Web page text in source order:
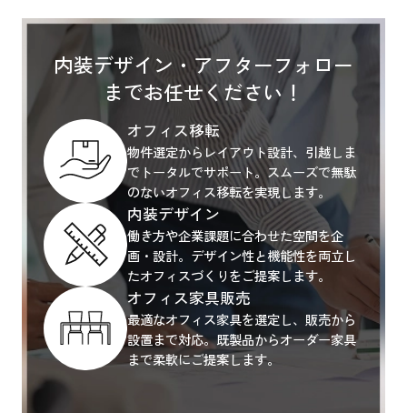
内装デザイン・アフターフォロー
までお任せください！
オフィス移転
物件選定からレイアウト設計、引越しま
でトータルでサポート。スムーズで無駄
のないオフィス移転を実現します。
内装デザイン
働き方や企業課題に合わせた空間を企
画・設計。デザイン性と機能性を両立し
たオフィスづくりをご提案します。
オフィス家具販売
最適なオフィス家具を選定し、販売から
設置まで対応。既製品からオーダー家具
まで柔軟にご提案します。